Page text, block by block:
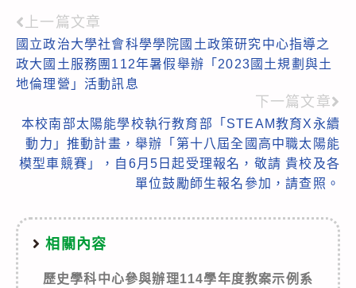
Read
more
articles
上一篇文章
國立政治大學社會科學學院國土政策研究中心指導之
政大國土服務團112年暑假舉辦「2023國土規劃與土
地倫理營」活動訊息
下一篇文章
本校南部太陽能學校執行教育部「STEAM教育X永續
動力」推動計畫，舉辦「第十八屆全國高中職太陽能
模型車競賽」，自6月5日起受理報名，敬請 貴校及各
單位鼓勵師生報名參加，請查照。
相關內容
歷史學科中心參與辦理114學年度教案示例系